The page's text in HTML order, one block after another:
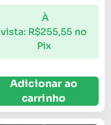
À
vista: R$255,55 no
Pix
Adicionar ao
carrinho